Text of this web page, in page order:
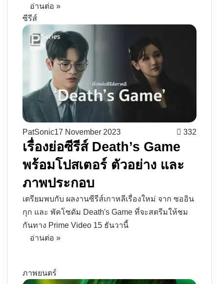
อ่านต่อ »
ซีรีส์
PatSonic17 November 2023 332
เรื่องย่อซีรีส์ Death’s Game
พร้อมโปสเตอร์ ตัวอย่าง และ
ภาพประกอบ
เตรียมพบกับ ผลงานซีรีส์เกาหลีเรื่องใหม่ จาก ซออิน
กุก และ พัคโซดัม Death's Game ที่จะสตรีมให้ชม
กันทาง Prime Video 15 ธันวานี้
อ่านต่อ »
ภาพยนตร์